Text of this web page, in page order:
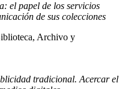
el papel de los servicios
de sus colecciones
Archivo y
tradicional. Acercar el